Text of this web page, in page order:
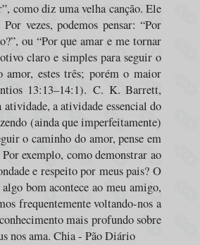
como diz uma velha canção. Ele
vezes, podemos pensar: “Por
ou “Por que amar e me tornar
claro e simples para seguir o
amor, estes três; porém o maior
13:13–14:1).C. K. Barrett,
a atividade essencial do
(ainda que imperfeitamente)
o caminho do amor, pense em
exemplo, como demonstrar ao
e respeito por meus pais? O
bom acontece ao meu amigo,
frequentemente voltando-nos a
mais profundo sobre
nos ama. Chia - Pão Diário